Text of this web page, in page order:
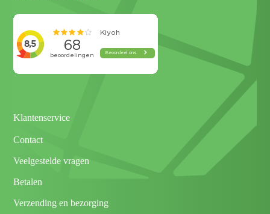
Klantenservice
Contact
Veelgestelde vragen
Betalen
Verzending en bezorging